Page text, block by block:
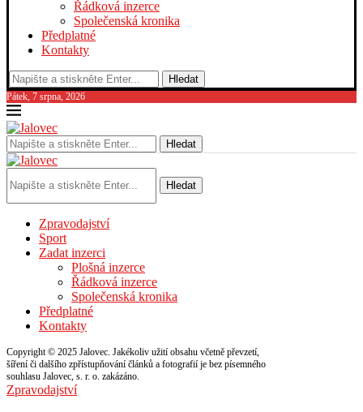
Řádková inzerce
Společenská kronika
Předplatné
Kontakty
Hledat
Pátek, 7 srpna, 2026
Hledat
Hledat
Zpravodajství
Sport
Zadat inzerci
Plošná inzerce
Řádková inzerce
Společenská kronika
Předplatné
Kontakty
Copyright © 2025 Jalovec. Jakékoliv užití obsahu včetně převzetí,
šíření či dalšího zpřístupňování článků a fotografií je bez písemného
souhlasu Jalovec, s. r. o. zakázáno.
Zpravodajství